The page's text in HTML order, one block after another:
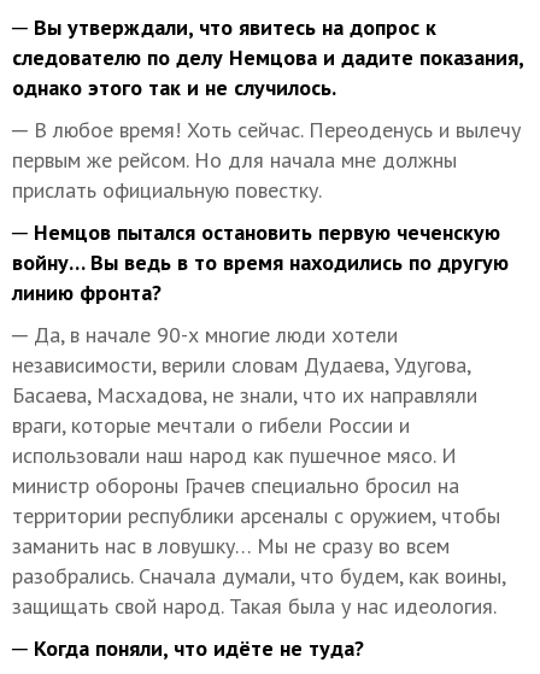
─ Вы утверждали, что явитесь на допрос к
следователю по делу Немцова и дадите показания,
однако этого так и не случилось.
─ В любое время! Хоть сейчас. Переоденусь и вылечу
первым же рейсом. Но для начала мне должны
прислать официальную повестку.
─ Немцов пытался остановить первую чеченскую
войну… Вы ведь в то время находились по другую
линию фронта?
─ Да, в начале 90-х многие люди хотели
независимости, верили словам Дудаева, Удугова,
Басаева, Масхадова, не знали, что их направляли
враги, которые мечтали о гибели России и
использовали наш народ как пушечное мясо. И
министр обороны Грачев специально бросил на
территории республики арсеналы с оружием, чтобы
заманить нас в ловушку… Мы не сразу во всем
разобрались. Сначала думали, что будем, как воины,
защищать свой народ. Такая была у нас идеология.
─ Когда поняли, что идёте не туда?